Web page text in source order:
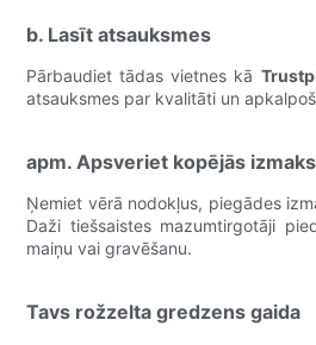
b. Lasīt atsauksmes
Pārbaudiet tādas vietnes kā
atsauksmes par kvalitāti un
apm. Apsveriet kopējās
Ņemiet vērā nodokļus, piegādes
Daži tiešsaistes mazumtirgotāji
maiņu vai gravēšanu.
Tavs rožzelta gredzens gaida